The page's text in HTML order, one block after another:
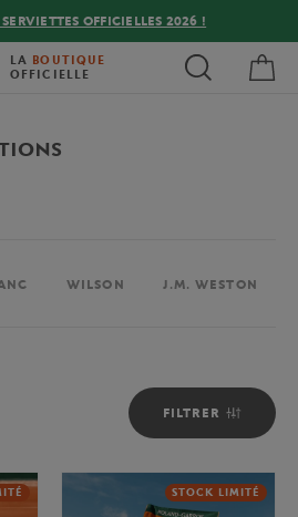
OFFICIELLES 2026 !
LA BOUTIQUE
OFFICIELLE
WILSON J.M. WESTON
FILTRER
STOCK LIMITÉ